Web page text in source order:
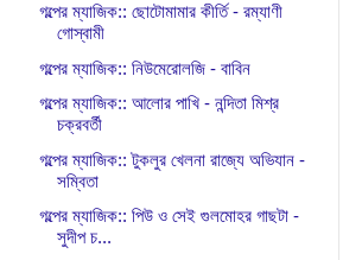
গল্পের ম্যাজিক:: ছোটোমামার কীর্তি - রম্যাণী
গোস্বামী
গল্পের ম্যাজিক:: নিউমেরোলজি - বাবিন
গল্পের ম্যাজিক:: আলোর পাখি - নন্দিতা মিশ্র
চক্রবর্তী
গল্পের ম্যাজিক:: টুকলুর খেলনা রাজ্যে অভিযান -
সম্বিতা
গল্পের ম্যাজিক:: পিউ ও সেই গুলমোহর গাছটা -
সুদীপ চ...